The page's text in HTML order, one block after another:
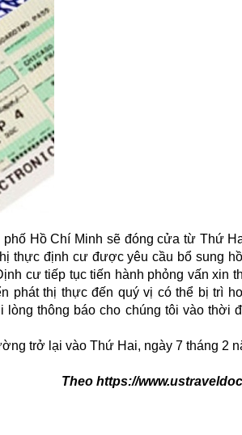
Hồ Chí Minh sẽ đóng cửa từ Thứ
thựcđịnh cư được yêu cầu bổ sung
cư tiếp tục tiến hành phỏng vấn xin
phát thị thực đến quý vị có thể bị trì
thông báo cho chúng tôi vào thời
trở lại vào Thứ Hai, ngày 7 tháng 2
Theo https://